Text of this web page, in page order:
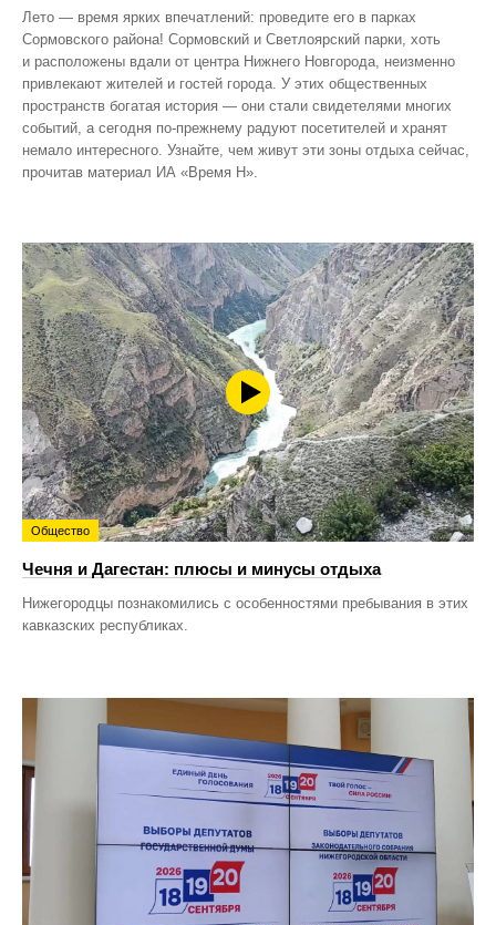
Лето — время ярких впечатлений: проведите его в парках
Сормовского района! Сормовский и Светлоярский парки, хоть
и расположены вдали от центра Нижнего Новгорода, неизменно
привлекают жителей и гостей города. У этих общественных
пространств богатая история — они стали свидетелями многих
событий, а сегодня по‑прежнему радуют посетителей и хранят
немало интересного. Узнайте, чем живут эти зоны отдыха сейчас,
прочитав материал ИА «Время Н».
Общество
Чечня и Дагестан: плюсы и минусы отдыха
Нижегородцы познакомились с особенностями пребывания в этих
кавказских республиках.